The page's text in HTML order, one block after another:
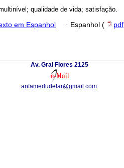
qualidade de vida; satisfação.
em Espanhol · Espanhol (
pdf
Av. Gral Flores 2125
anfamedudelar@gmail.com